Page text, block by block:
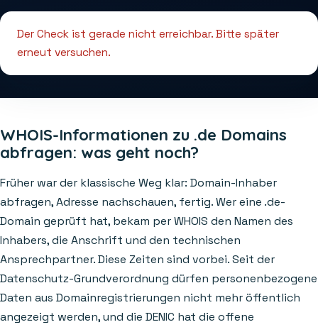
Der Check ist gerade nicht erreichbar. Bitte später
erneut versuchen.
WHOIS-Informationen zu .de Domains
abfragen: was geht noch?
Früher war der klassische Weg klar: Domain-Inhaber
abfragen, Adresse nachschauen, fertig. Wer eine .de-
Domain geprüft hat, bekam per WHOIS den Namen des
Inhabers, die Anschrift und den technischen
Ansprechpartner. Diese Zeiten sind vorbei. Seit der
Datenschutz-Grundverordnung dürfen personenbezogene
Daten aus Domainregistrierungen nicht mehr öffentlich
angezeigt werden, und die DENIC hat die offene